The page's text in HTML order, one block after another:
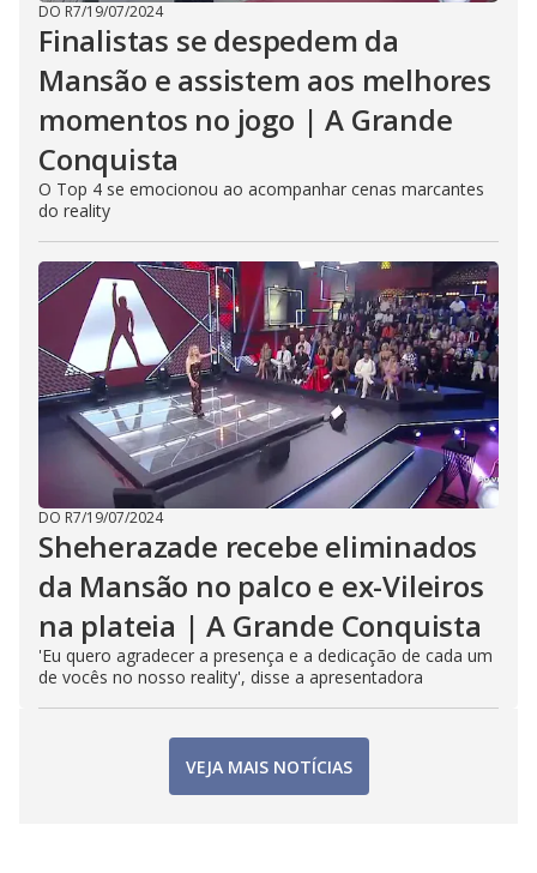
DO R7/19/07/2024
Finalistas se despedem da
Mansão e assistem aos melhores
momentos no jogo | A Grande
Conquista
O Top 4 se emocionou ao acompanhar cenas marcantes
do reality
DO R7/19/07/2024
Sheherazade recebe eliminados
da Mansão no palco e ex-Vileiros
na plateia | A Grande Conquista
'Eu quero agradecer a presença e a dedicação de cada um
de vocês no nosso reality', disse a apresentadora
VEJA MAIS NOTÍCIAS